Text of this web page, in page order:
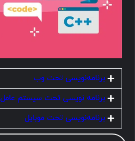
برنامه‌نویسی تحت وب
برنامه نویسی تحت سیستم عامل
برنامه‌نویسی تحت موبایل